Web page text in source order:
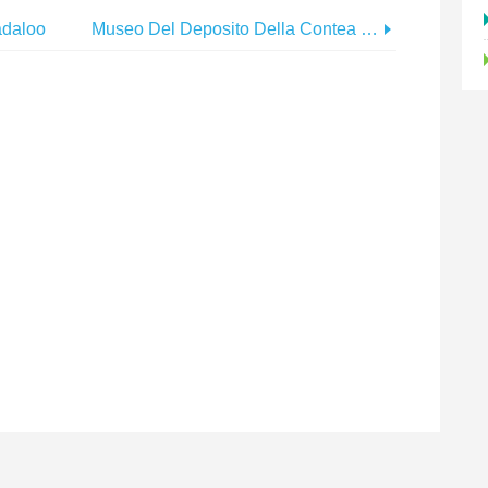
Museo Del Deposito Della Contea Del Nevada